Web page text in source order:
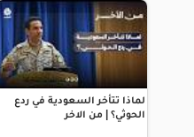
لماذا تتأخر السعودية في ردع
الحوثي؟ | من الاخر